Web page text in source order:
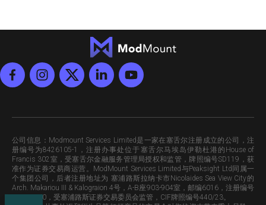
公司信息 ：Modmount Services Limited是一家在塞舌尔注册成立的公司，注
册编号为8426105-1，注册办事处位于塞舌尔马埃岛伊勒杜港的House of
Francis 302室，受塞舌尔金融服务管理局授权和监管，牌照编号SD119，获
准作为证券交易商运营。ModMount Services Limited与Peaksight Ltd同属一
个集团公司，后者注册地址为 塞浦路斯拉纳卡市Nicolaides Sea View City的
Arch. Makariou III & Kalograion 4号，A-B座903-904室，邮编6016，注册编号
HE433420，受塞浦路斯证券交易委员会监管，CIF牌照编号440/23。